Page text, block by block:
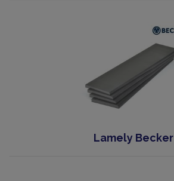
Lamely Becker